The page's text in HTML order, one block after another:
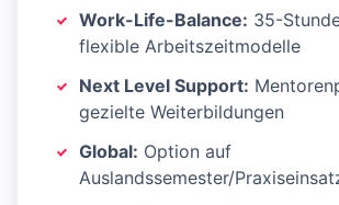
Work-Life-Balance: 35-
flexible Arbeitszeitmodelle
Next Level Support:
gezielte Weiterbildungen
Global: Option auf
Auslandssemester/